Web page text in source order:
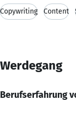
Copywriting Content
Werdegang
Berufserfahrung